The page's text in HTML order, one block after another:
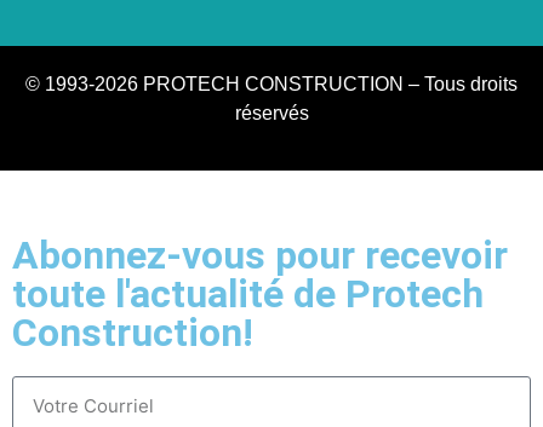
© 1993-2026 PROTECH CONSTRUCTION – Tous droits
réservés
Abonnez-vous pour recevoir
toute l'actualité de Protech
Construction!